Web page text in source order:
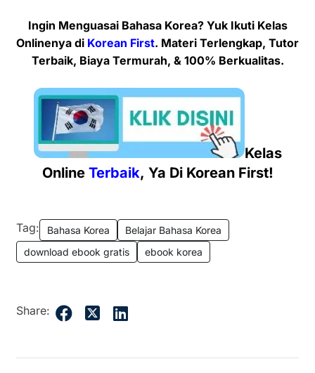
Ingin Menguasai Bahasa Korea? Yuk Ikuti Kelas
Onlinenya di Korean First. Materi Terlengkap, Tutor
Terbaik, Biaya Termurah, & 100% Berkualitas.
Kelas
Online Terbaik, Ya Di Korean First!
Tag: Bahasa Korea
Belajar Bahasa Korea
download ebook gratis
ebook korea
Share: